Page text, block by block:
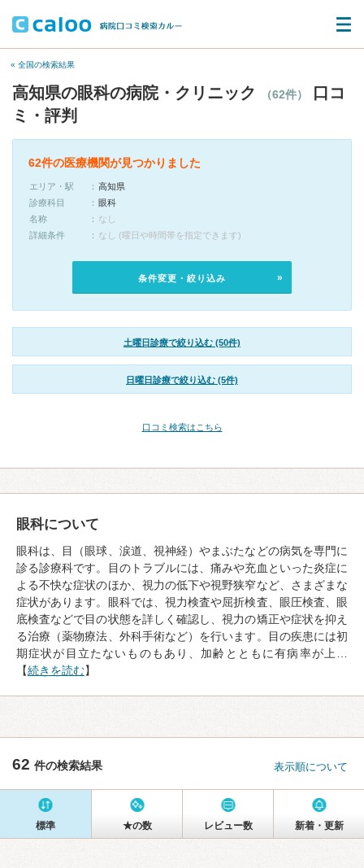
« 全国の検索結果
高知県の眼科の病院・クリニック （62件）
口コ
ミ・評判
62件の医療機関が見つかりました
エリア・駅
高知県
診療科目
眼科
名称
なし
詳細条件
なし (曜日や時間帯を指定できます)
条件変更・絞り込み
土曜日診療で絞り込む (50件)
日曜日診療で絞り込む (5件)
口コミ検索はこちら
眼科について
眼科は、目（眼球、涙道、視神経）やまぶたなどの病気を専門に
診る診療科です。目のトラブルには、痛みや充血といった炎症に
よる不快な症状のほか、視力の低下や視野狭窄など、さまざまな
症状があります。眼科では、視力検査や屈折検査、眼圧検査、眼
底検査などで目の状態を詳しく確認し、視力の矯正や症状を抑え
る治療（薬物療法、外科手術など）を行います。目の疾患には初
期症状が目立たないものもあり、加齢とともに有病率が上…
【続きを読む】
62 件の検索結果 表示順について
標準 ★の数 レビュー数 新着・更新